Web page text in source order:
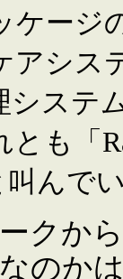
ケージ
アシ
シス
も「
叫んで
クか
のか